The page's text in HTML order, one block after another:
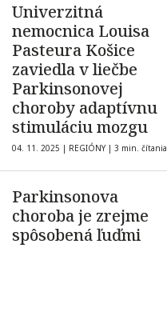
Univerzitná
nemocnica Louisa
Pasteura Košice
zaviedla v liečbe
Parkinsonovej
choroby adaptívnu
stimuláciu mozgu
04. 11. 2025 | REGIÓNY | 3 min. čítania
Parkinsonova
choroba je zrejme
spôsobená ľuďmi